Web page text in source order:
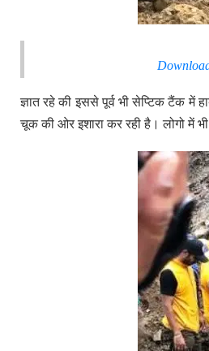
ज्ञात रहे की इससे पूर्व भी सेप्टिक टैंक में
चूक की ओर इशारा कर रही है। लोगो में